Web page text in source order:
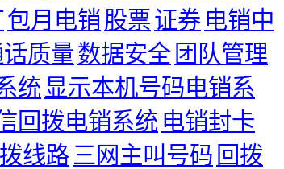
包月电销 股票证券 电销中
质量数据安全 团队管理
统 显示本机号码电销系
回拨电销系统 电销封卡
线路三网主叫号码 回拨